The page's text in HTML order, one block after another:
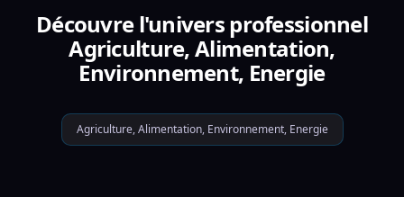
Découvre l'univers professionnel
Agriculture, Alimentation,
Environnement, Energie
Agriculture, Alimentation, Environnement, Energie